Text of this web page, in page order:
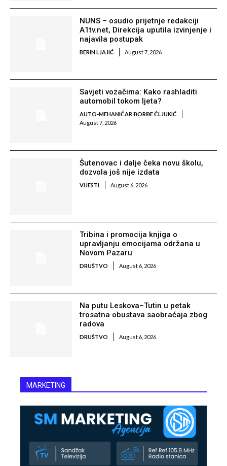
NUNS – osudio prijetnje redakciji
A1tv.net, Direkcija uputila izvinjenje i
najavila postupak
BERIN LJAJIĆ August 7, 2026
Savjeti vozačima: Kako rashladiti
automobil tokom ljeta?
AUTO-MEHANIČAR ĐORĐE ČLJUKIĆ
August 7, 2026
Šutenovac i dalje čeka novu školu,
dozvola još nije izdata
VIJESTI August 6, 2026
Tribina i promocija knjiga o
upravljanju emocijama održana u
Novom Pazaru
DRUŠTVO August 6, 2026
Na putu Leskova–Tutin u petak
trosatna obustava saobraćaja zbog
radova
DRUŠTVO August 6, 2026
MARKETING